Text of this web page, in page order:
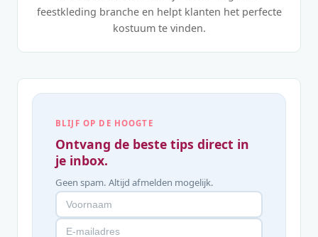
feestkleding branche en helpt klanten het perfecte
kostuum te vinden.
BLIJF OP DE HOOGTE
Ontvang de beste tips direct in
je inbox.
Geen spam. Altijd afmelden mogelijk.